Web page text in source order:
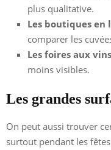
plus qualitative.
Les boutiques en
comparer les
Les foires aux vins
moins visibles.
Les grandes
On peut aussi trouver
surtout pendant les